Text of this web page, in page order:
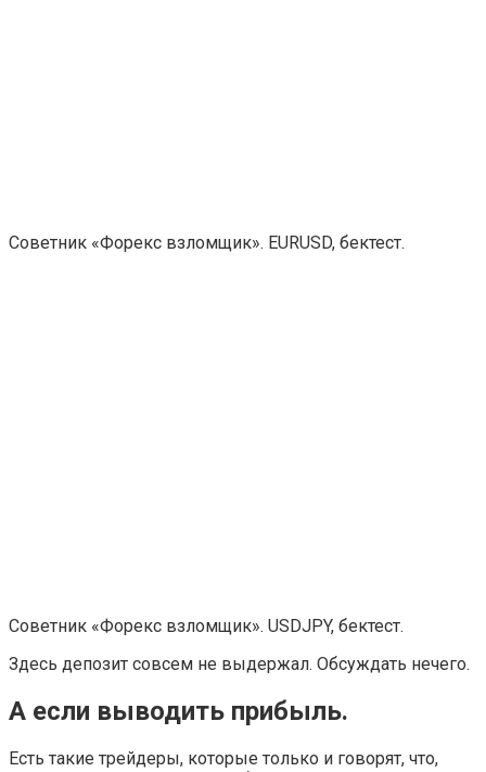
Советник «Форекс взломщик». EURUSD, бектест.
Советник «Форекс взломщик». USDJPY, бектест.
Здесь депозит совсем не выдержал. Обсуждать нечего.
А если выводить прибыль.
Есть такие трейдеры, которые только и говорят, что,